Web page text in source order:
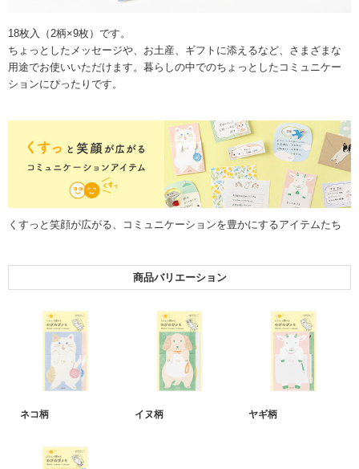
18枚入（2柄×9枚）です。
ちょっとしたメッセージや、お土産、ギフトに添えるなど、さまざまな
用途でお使いいただけます。暮らしの中でのちょっとしたコミュニケー
ションにぴったりです。
くすっと笑顔が広がる、コミュニケーションを豊かにするアイテムたち
商品バリエーション
ネコ柄 イヌ柄 ヤギ柄